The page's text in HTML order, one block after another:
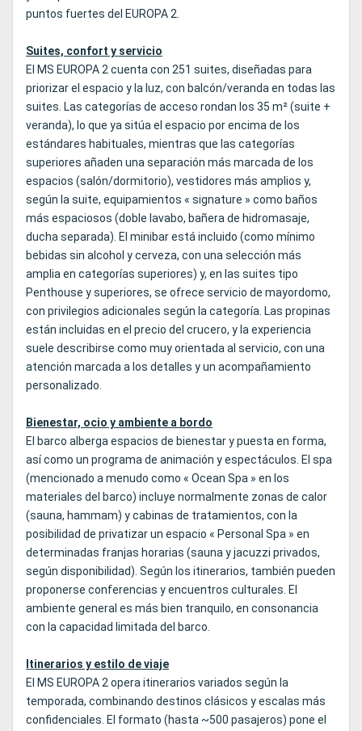
puntos fuertes del EUROPA 2.
Suites, confort y servicio
El MS EUROPA 2 cuenta con 251 suites, diseñadas para
priorizar el espacio y la luz, con balcón/veranda en todas las
suites. Las categorías de acceso rondan los 35 m² (suite +
veranda), lo que ya sitúa el espacio por encima de los
estándares habituales, mientras que las categorías
superiores añaden una separación más marcada de los
espacios (salón/dormitorio), vestidores más amplios y,
según la suite, equipamientos « signature » como baños
más espaciosos (doble lavabo, bañera de hidromasaje,
ducha separada). El minibar está incluido (como mínimo
bebidas sin alcohol y cerveza, con una selección más
amplia en categorías superiores) y, en las suites tipo
Penthouse y superiores, se ofrece servicio de mayordomo,
con privilegios adicionales según la categoría. Las propinas
están incluidas en el precio del crucero, y la experiencia
suele describirse como muy orientada al servicio, con una
atención marcada a los detalles y un acompañamiento
personalizado.
Bienestar, ocio y ambiente a bordo
El barco alberga espacios de bienestar y puesta en forma,
así como un programa de animación y espectáculos. El spa
(mencionado a menudo como « Ocean Spa » en los
materiales del barco) incluye normalmente zonas de calor
(sauna, hammam) y cabinas de tratamientos, con la
posibilidad de privatizar un espacio « Personal Spa » en
determinadas franjas horarias (sauna y jacuzzi privados,
según disponibilidad). Según los itinerarios, también pueden
proponerse conferencias y encuentros culturales. El
ambiente general es más bien tranquilo, en consonancia
con la capacidad limitada del barco.
Itinerarios y estilo de viaje
El MS EUROPA 2 opera itinerarios variados según la
temporada, combinando destinos clásicos y escalas más
confidenciales. El formato (hasta ~500 pasajeros) pone el